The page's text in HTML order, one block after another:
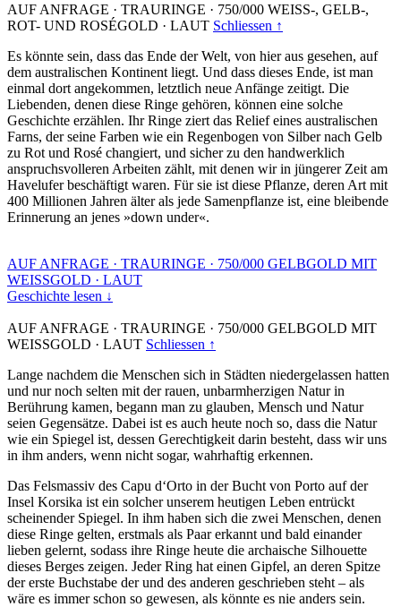
AUF ANFRAGE · TRAURINGE · 750/000 WEISS-, GELB-,
ROT- UND ROSÉGOLD · LAUT Schliessen ↑
Es könnte sein, dass das Ende der Welt, von hier aus gesehen, auf
dem australischen Kontinent liegt. Und dass dieses Ende, ist man
einmal dort angekommen, letztlich neue Anfänge zeitigt. Die
Liebenden, denen diese Ringe gehören, können eine solche
Geschichte erzählen. Ihr Ringe ziert das Relief eines australischen
Farns, der seine Farben wie ein Regenbogen von Silber nach Gelb
zu Rot und Rosé changiert, und sicher zu den handwerklich
anspruchsvolleren Arbeiten zählt, mit denen wir in jüngerer Zeit am
Havelufer beschäftigt waren. Für sie ist diese Pflanze, deren Art mit
400 Millionen Jahren älter als jede Samenpflanze ist, eine bleibende
Erinnerung an jenes »down under«.
AUF ANFRAGE · TRAURINGE · 750/000 GELBGOLD MIT
WEISSGOLD · LAUT
Geschichte lesen ↓
AUF ANFRAGE · TRAURINGE · 750/000 GELBGOLD MIT
WEISSGOLD · LAUT Schliessen ↑
Lange nachdem die Menschen sich in Städten niedergelassen hatten
und nur noch selten mit der rauen, unbarmherzigen Natur in
Berührung kamen, begann man zu glauben, Mensch und Natur
seien Gegensätze. Dabei ist es auch heute noch so, dass die Natur
wie ein Spiegel ist, dessen Gerechtigkeit darin besteht, dass wir uns
in ihm anders, wenn nicht sogar, wahrhaftig erkennen.
Das Felsmassiv des Capu d‘Orto in der Bucht von Porto auf der
Insel Korsika ist ein solcher unserem heutigen Leben entrückt
scheinender Spiegel. In ihm haben sich die zwei Menschen, denen
diese Ringe gelten, erstmals als Paar erkannt und bald einander
lieben gelernt, sodass ihre Ringe heute die archaische Silhouette
dieses Berges zeigen. Jeder Ring hat einen Gipfel, an deren Spitze
der erste Buchstabe der und des anderen geschrieben steht – als
wäre es immer schon so gewesen, als könnte es nie anders sein.